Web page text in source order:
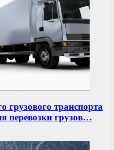
грузового транспорта
перевозки грузов…